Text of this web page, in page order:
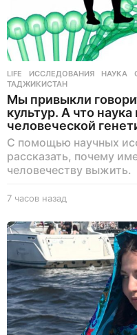
LIFE ИССЛЕДОВАНИЯ ,НАУКА ,
ТАДЖИКИСТАН
Мы привыкли
культур. А что
человеческой
С помощью научных
рассказать, почему
человечеству выжить.
7 часов назад
а
с
в
н
а
з
а
д